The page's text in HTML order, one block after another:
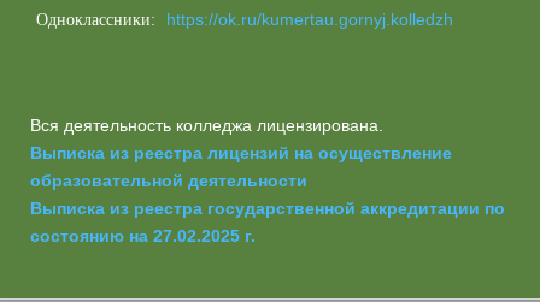
Одноклассники: https://ok.ru/kumertau.gornyj.kolledzh
Вся деятельность колледжа лицензирована.
Выписка из реестра лицензий на осуществление
образовательной деятельности
Выписка из реестра государственной аккредитации по
состоянию на 27.02.2025 г.